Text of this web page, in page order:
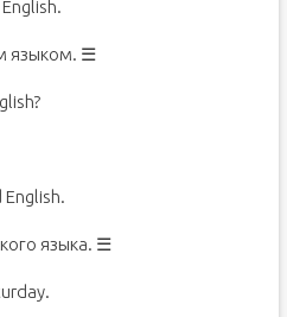
языком. ☰
English.
языка. ☰